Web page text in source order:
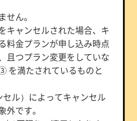
ん。
キャンセルされた場合、キ
料金プランが申し込み時点
且つプラン変更をしていな
を満たされているものと
ル）によってキャンセル
外です。